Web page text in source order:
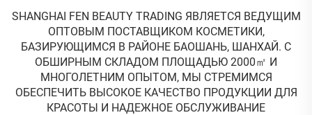
SHANGHAI FEN BEAUTY TRADING ЯВЛЯЕТСЯ ВЕДУЩИМ
ОПТОВЫМ ПОСТАВЩИКОМ КОСМЕТИКИ,
БАЗИРУЮЩИМСЯ В РАЙОНЕ БАОШАНЬ, ШАНХАЙ. С
ОБШИРНЫМ СКЛАДОМ ПЛОЩАДЬЮ 2000㎡ И
МНОГОЛЕТНИМ ОПЫТОМ, МЫ СТРЕМИМСЯ
ОБЕСПЕЧИТЬ ВЫСОКОЕ КАЧЕСТВО ПРОДУКЦИИ ДЛЯ
КРАСОТЫ И НАДЕЖНОЕ ОБСЛУЖИВАНИЕ